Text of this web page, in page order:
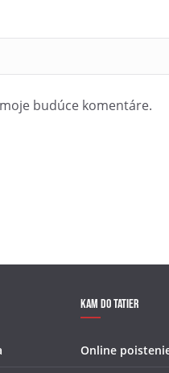
počtu osôb
Slovenskej republiky“
budúce komentáre.
Kam do Tatier
Online